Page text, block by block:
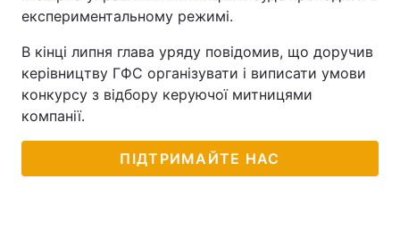
експериментальному режимі.
В кінці липня глава уряду повідомив, що доручив
керівництву ГФС організувати і виписати умови
конкурсу з відбору керуючої митницями
компанії.
ПІДТРИМАЙТЕ НАС